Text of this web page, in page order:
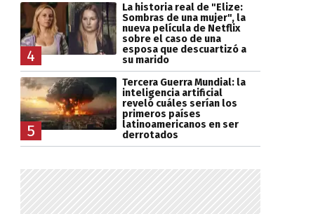
4
La historia real de "Elize:
Sombras de una mujer", la
nueva película de Netflix
sobre el caso de una
esposa que descuartizó a
su marido
5
Tercera Guerra Mundial: la
inteligencia artificial
reveló cuáles serían los
primeros países
latinoamericanos en ser
derrotados